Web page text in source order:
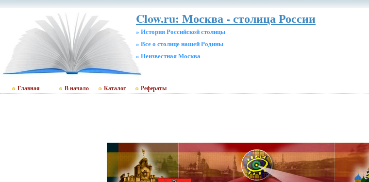
Clow.ru: Москва - столица России
» История Российской столицы
» Все о столице нашей Родины
» Неизвестная Москва
Главная В начало Каталог Рефераты